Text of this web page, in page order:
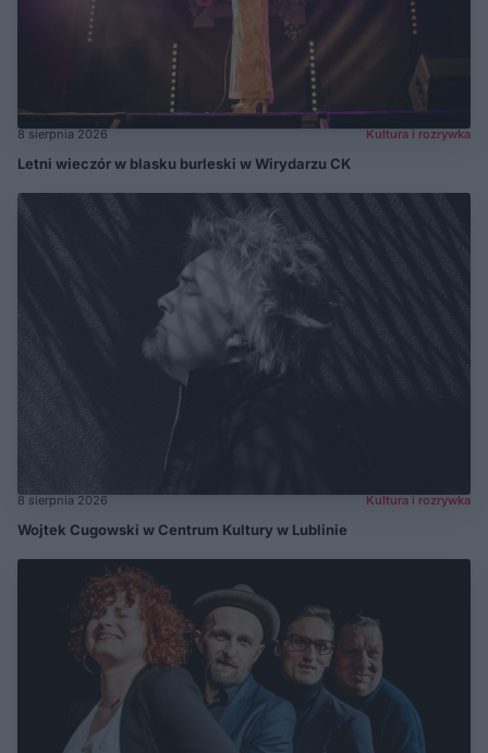
8 sierpnia 2026 Kultura i rozrywka
Letni wieczór w blasku burleski w Wirydarzu CK
8 sierpnia 2026 Kultura i rozrywka
Wojtek Cugowski w Centrum Kultury w Lublinie